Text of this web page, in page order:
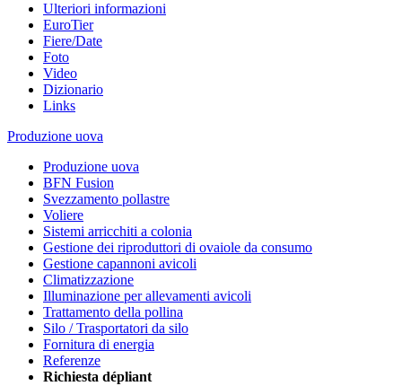
Ulteriori informazioni
EuroTier
Fiere/Date
Foto
Video
Dizionario
Links
Produzione uova
Produzione uova
BFN Fusion
Svezzamento pollastre
Voliere
Sistemi arricchiti a colonia
Gestione dei riproduttori di ovaiole da consumo
Gestione capannoni avicoli
Climatizzazione
Illuminazione per allevamenti avicoli
Trattamento della pollina
Silo / Trasportatori da silo
Fornitura di energia
Referenze
Richiesta dépliant